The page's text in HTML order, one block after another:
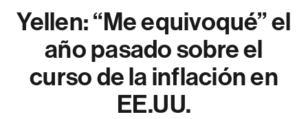
Yellen: “Me equivoqué” el
año pasado sobre el
curso de la inflación en
EE.UU.